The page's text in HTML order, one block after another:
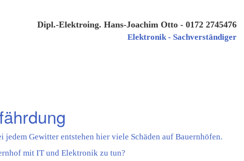
Dipl.-Elektroing. Hans-Joachim Otto - 0172 2745476
Elektronik - Sachverständiger
Gewitter entstehen hier viele Schäden auf Bauernhöfen.
mit IT und Elektronik zu tun?